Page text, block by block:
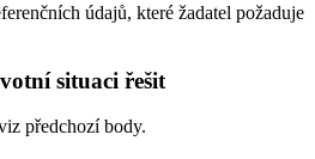
údajů, které žadatel požaduje
situaci řešit
předchozí body.